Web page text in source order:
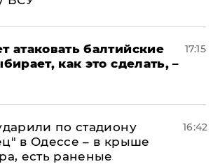
атаковать балтийские
как это сделать, –
17:15
по стадиону
в Одессе – в крыше
есть раненые
16:42